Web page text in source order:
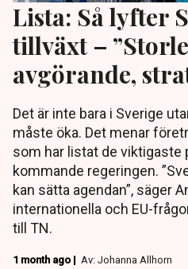
Lista: Så lyfter
tillväxt –
avgörande,
Det är inte bara i Sverige
måste öka. Det menar
som har listat de viktigaste
kommande regeringen.
kan sätta agendan”, säger
internationella och EU-
till TN.
1 month ago | Av: Johanna Allhorn